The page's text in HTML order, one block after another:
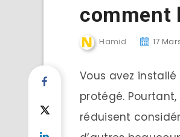
comment
Hamid 17
Vous avez
protégé.
réduisent